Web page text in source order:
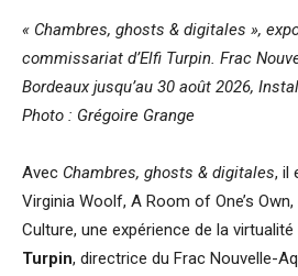
« Chambres, ghosts & digitales »,
commissariat d’Elfi Turpin. Frac
Bordeaux jusqu’au 30 août 2026,
Photo : Grégoire Grange
Avec Chambres, ghosts & digitales, il
Virginia Woolf, A Room of One’s
Culture, une expérience de la
Turpin, directrice du Frac Nouvelle-